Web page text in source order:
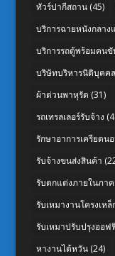
ทัวร์ปากีสถาน(45)
บริการฉายหนังกลาง
บริการรถตู้พร้อมคนขั
บริษัทบริหารนิติบุคคล
ผ้าต่วนพาหุรัด (31)
รถเทรลเลอร์รับจ้าง
รักษาอาการเครียดน
รับจ้างขนส่งสินค้า
รับตกแต่งภายในภาค
รับเหมางานโครงเหล็
รับเหมาปรับปรุงออ
หางานไต้หวัน(24)